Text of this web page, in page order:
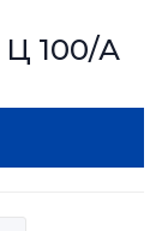
100/А